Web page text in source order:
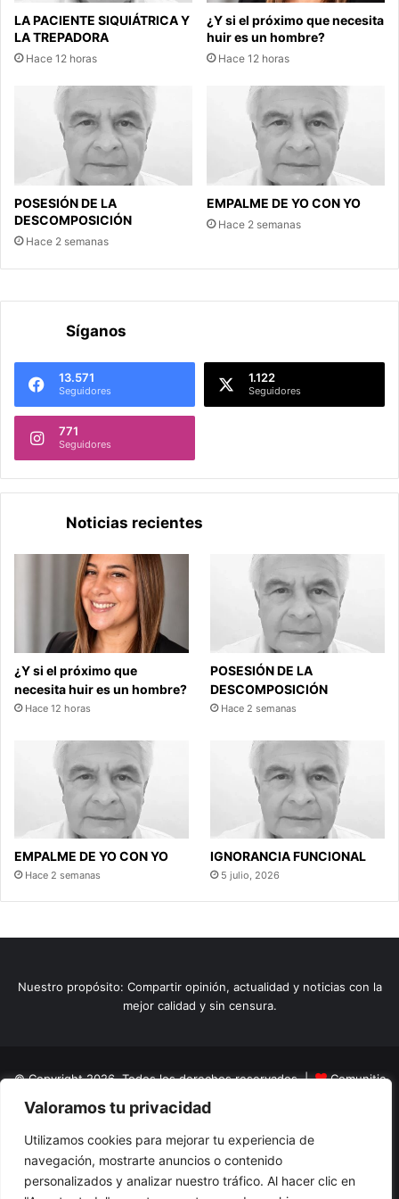
Valoramos tu privacidad
Utilizamos cookies para mejorar tu experiencia de
navegación, mostrarte anuncios o contenido
personalizados y analizar nuestro tráfico. Al hacer clic en
LA PACIENTE SIQUIÁTRICA Y
LA TREPADORA
Hace 12 horas
¿Y si el próximo que necesita
huir es un hombre?
Hace 12 horas
POSESIÓN DE LA
DESCOMPOSICIÓN
Hace 2 semanas
EMPALME DE YO CON YO
Hace 2 semanas
Síganos
13.571
Seguidores
1.122
Seguidores
771
Seguidores
Noticias recientes
¿Y si el próximo que
necesita huir es un hombre?
Hace 12 horas
POSESIÓN DE LA
DESCOMPOSICIÓN
Hace 2 semanas
EMPALME DE YO CON YO
Hace 2 semanas
IGNORANCIA FUNCIONAL
5 julio, 2026
Nuestro propósito: Compartir opinión, actualidad y noticias con la
mejor calidad y sin censura.
© Copyright 2026, Todos los derechos reservados |
Comunitic
SAS BICNit 901228106
Home
Actualidad Variedades Opinion Turismo
El Tinteadero
Caricaturas Reportajes